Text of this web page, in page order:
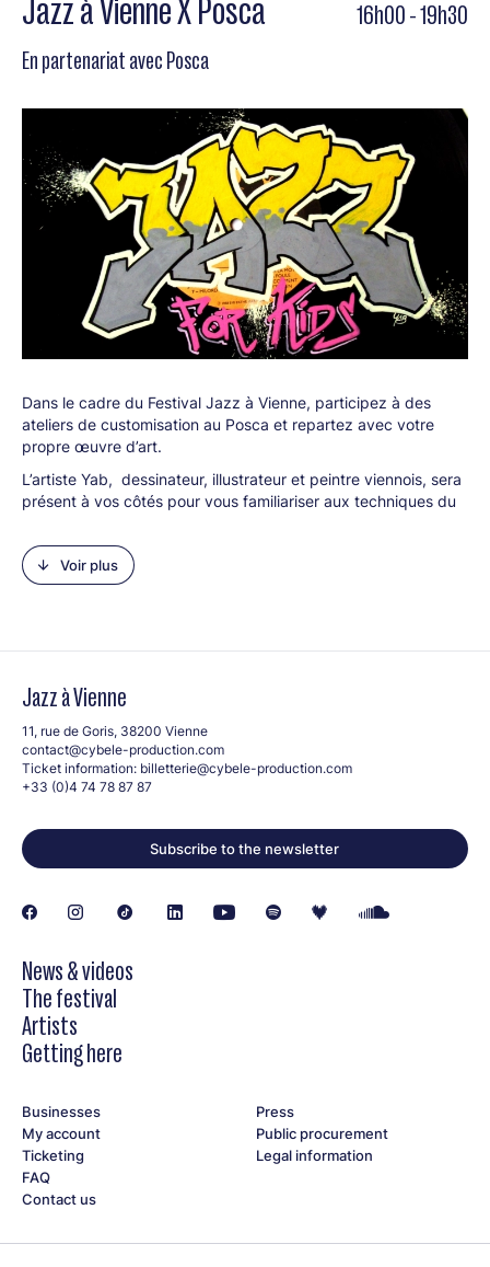
Jazz à Vienne X Posca 16h00 - 19h30
En partenariat avec Posca
Dans le cadre du Festival Jazz à Vienne, participez à des
ateliers de customisation au Posca et repartez avec votre
propre œuvre d’art.
L’artiste Yab, dessinateur, illustrateur et peintre viennois, sera
présent à vos côtés pour vous familiariser aux techniques du
customisation de vinyles recyclés, fournis par l’association
Emmaüs.
Quelques mots sur Posca :
rencontre un succès immédiat au sein des communautés
artistiques issues des cultures urbaines, et plus
particulièrement dans la communauté Graffiti. En effet, les
leurs attentes : pratique et efficace, idéal pour toujours avoir
de la peinture sur soi pour peindre dans la rue et partager leur
création avec le grand public.
Voir plus
Jazz à Vienne
11, rue de Goris, 38200 Vienne
contact@cybele-production.com
Ticket information: billetterie@cybele-production.com
+33 (0)4 74 78 87 87
Subscribe to the newsletter
News & videos
The festival
Artists
Getting here
Businesses
My account
Ticketing
FAQ
Contact us
Press
Public procurement
Legal information